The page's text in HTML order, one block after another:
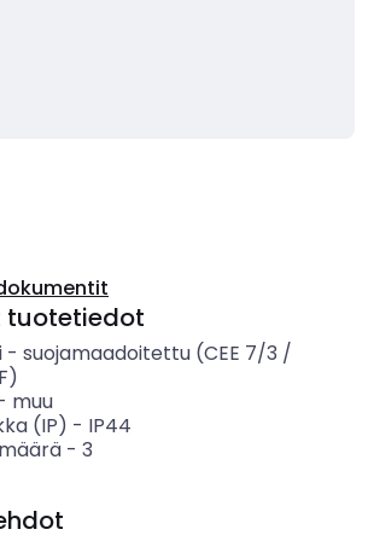
tuotetiedot
- suojamaadoitettu (CEE 7/3 /
muu
(IP) - IP44
- 3